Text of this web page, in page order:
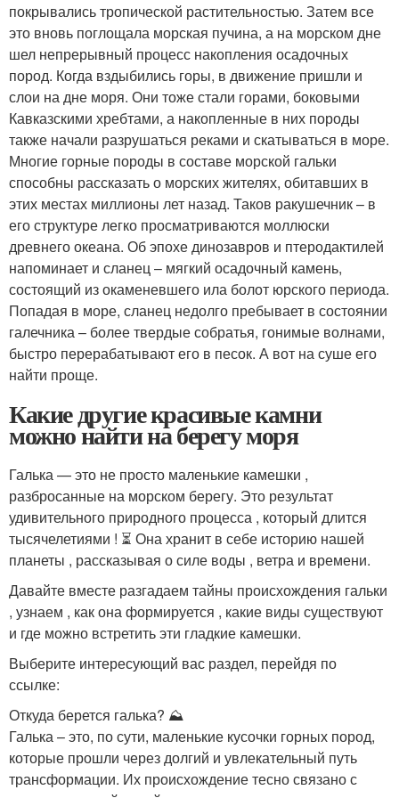
покрывались тропической растительностью. Затем все
это вновь поглощала морская пучина, а на морском дне
шел непрерывный процесс накопления осадочных
пород. Когда вздыбились горы, в движение пришли и
слои на дне моря. Они тоже стали горами, боковыми
Кавказскими хребтами, а накопленные в них породы
также начали разрушаться реками и скатываться в море.
Многие горные породы в составе морской гальки
способны рассказать о морских жителях, обитавших в
этих местах миллионы лет назад. Таков ракушечник – в
его структуре легко просматриваются моллюски
древнего океана. Об эпохе динозавров и птеродактилей
напоминает и сланец – мягкий осадочный камень,
состоящий из окаменевшего ила болот юрского периода.
Попадая в море, сланец недолго пребывает в состоянии
галечника – более твердые собратья, гонимые волнами,
быстро перерабатывают его в песок. А вот на суше его
найти проще.
Какие другие красивые камни
можно найти на берегу моря
Галька — это не просто маленькие камешки ,
разбросанные на морском берегу. Это результат
удивительного природного процесса , который длится
тысячелетиями ! ⏳ Она хранит в себе историю нашей
планеты , рассказывая о силе воды , ветра и времени.
Давайте вместе разгадаем тайны происхождения гальки
, узнаем , как она формируется , какие виды существуют
и где можно встретить эти гладкие камешки.
Выберите интересующий вас раздел, перейдя по
ссылке:
Откуда берется галька? ⛰️
Галька – это, по сути, маленькие кусочки горных пород,
которые прошли через долгий и увлекательный путь
трансформации. Их происхождение тесно связано с